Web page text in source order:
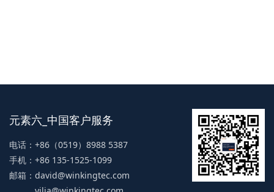
元素六_中国客户服务
电话：+86（0519）8988 5387
手机：+86 135-1525-1099
邮箱： david@winkingtec.com